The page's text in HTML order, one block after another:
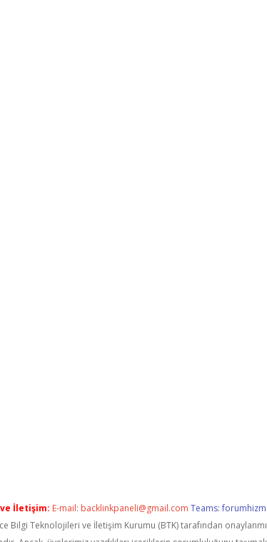
İletişim: E-mail: backlinkpaneli@gmail.com Teams:
Bilgi Teknolojileri ve İletişim Kurumu (BTK) tarafından